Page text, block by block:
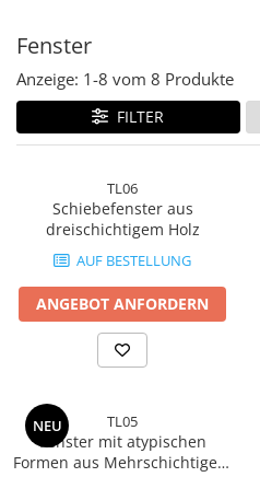
Couchtische - Beistelltische
Wohnzimmerstühle
Fenster
Anzeige: 1-8 vom 8 Produkte
FILTER
TL06
Schiebefenster aus
dreischichtigem Holz
AUF BESTELLUNG
ANGEBOT ANFORDERN
NEU TL05
Fenster mit atypischen
Formen aus Mehrschichtigem